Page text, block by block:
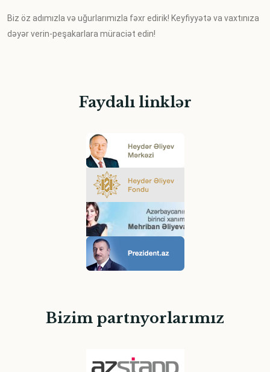
Biz öz adımızla və uğurlarımızla fəxr edirik! Keyfiyyətə va vaxtınıza
dəyər verin-peşakarlara müraciət edin!
Faydalı linklər
Bizim partnyorlarımız